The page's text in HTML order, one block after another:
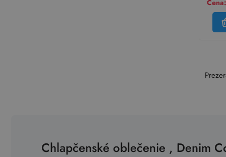
Chlapčenské oblečenie , Denim